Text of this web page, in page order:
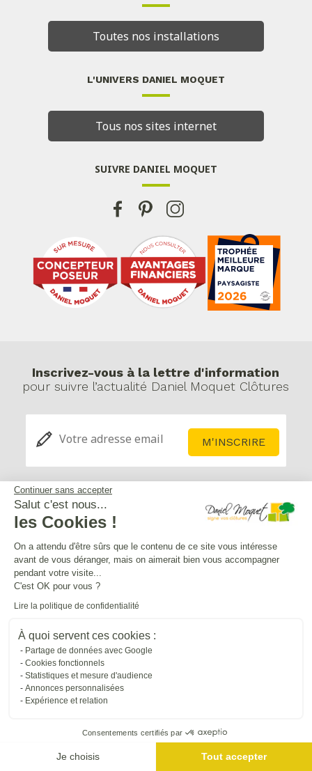
Continuer sans accepter
Salut c'est nous...
les Cookies !
On a attendu d'être sûrs que le contenu de ce site vous intéresse
avant de vous déranger, mais on aimerait bien vous accompagner
pendant votre visite...
C'est OK pour vous ?
Lire la politique de confidentialité
À quoi servent ces cookies :
Partage de données avec Google
Cookies fonctionnels
Statistiques et mesure d'audience
Annonces personnalisées
Expérience et relation
Consentements certifiés par
Je choisis Tout accepter
Toutes nos installations
L'UNIVERS DANIEL MOQUET
Tous nos sites internet
SUIVRE DANIEL MOQUET
Inscrivez-vous à la lettre d'information
pour suivre l’actualité Daniel Moquet Clôtures
Service après-vente
Mentions légales
Crédits Agence de communication
Plan du site
Gestion des cookies